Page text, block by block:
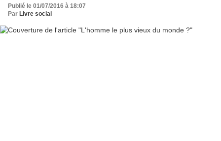
Publié le 01/07/2016 à 18:07
Par Livre social